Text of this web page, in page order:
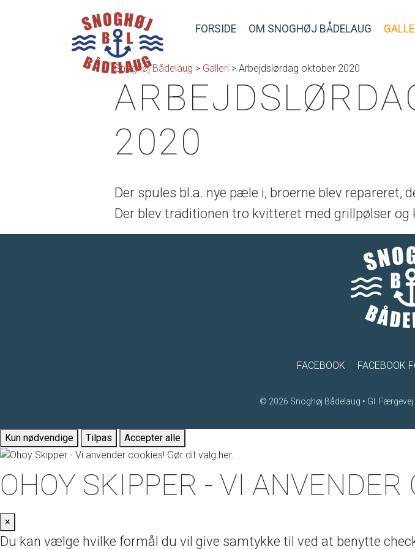
FORSIDE OM SNOGHØJ BÅDELAUG
Snoghøj Bådelaug > Galleri > Arbejdslørdag oktober 2020
2020
Der spules bl.a. nye pæle i, broerne blev repareret,
Der blev traditionen tro kvitteret med grillpølser og
FACEBOOK FACEBOOK
© 2026 Snoghøj Bådelaug • Gl. Færgevej
Kun nødvendige Tilpas Accepter alle
OHOY SKIPPER - VI
×
Du kan vælge hvilke formål du vil give samtykke til ved at benytte